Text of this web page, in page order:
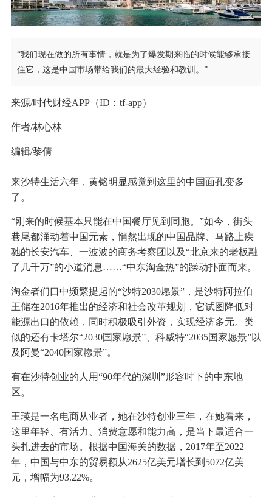
“我们现在做的所有事情，就是为了爆发期来临的时候能够承接
住它，这是中国市场带给我们的最大经验和教训。”
来源/时代财经APP（ID：tf-app）
作者/林心林
编辑/黎倩
来沙特生活六年，黄铭明显感觉到这里的中国面孔变多
了。
“刚来的时候基本只能在中国餐厅见到同胞。”如今，街头
巷尾都涌动着中国元素，悄然出现的中国品牌、马路上疾
驰的长安汽车、一波波的商务考察团以及“北京来的老板融
了几千万”的小道消息……“中东淘金热”的躁动扑面而来。
淘金者们口中频繁提起的“沙特2030愿景”，是沙特阿拉伯
王储在2016年推出的经济和社会改革规划，它试图降低对
能源出口的依赖，同时积极吸引外资，实现经济多元。类
似的还有卡塔尔“2030国家愿景”、科威特“2035国家愿景”以
及阿曼“2040国家愿景”。
有在沙特创业的人用“90年代的深圳”形容时下的中东地
区。
王瑛是一名电商从业者，她在沙特创业三年，在她看来，
这里年轻、有活力、消费意愿和能力高，是当下最适合一
头扎进去的市场。根据中国海关的数据，2017年至2022
年，中国与中东的贸易额从2625亿美元增长到5072亿美
元，增幅为93.22%。